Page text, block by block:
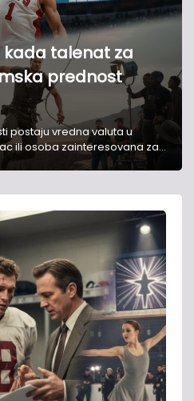
kada talenat za
prednost
postaju vredna valuta u
ili osoba zainteresovana za…